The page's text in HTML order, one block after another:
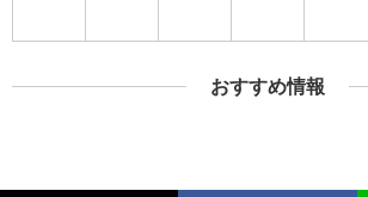
おすすめ情報